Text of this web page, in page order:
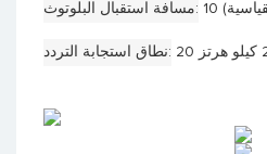
مسافة استقبال البلوتوث
نطاق استجابة التردد